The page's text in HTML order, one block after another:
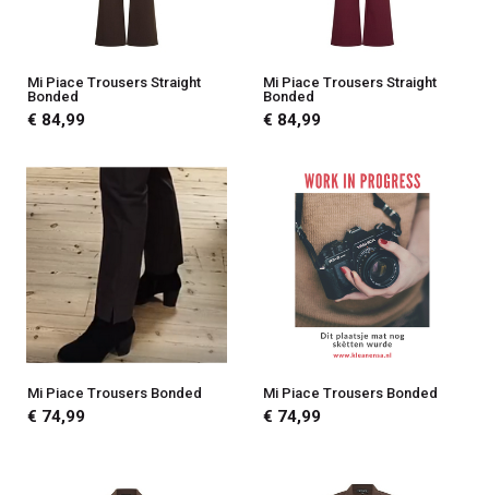
Mi Piace Trousers Straight
Bonded
€ 84,99
Mi Piace Trousers Straight
Bonded
€ 84,99
Mi Piace Trousers Bonded
€ 74,99
Mi Piace Trousers Bonded
€ 74,99